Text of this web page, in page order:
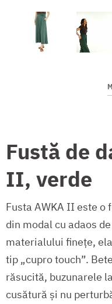
Fustă de
II, verde
Fusta AWKA II este o
din modal cu adaos
materialului finețe,
tip „cupro touch”.
răsucită, buzunarele
cusătură și nu